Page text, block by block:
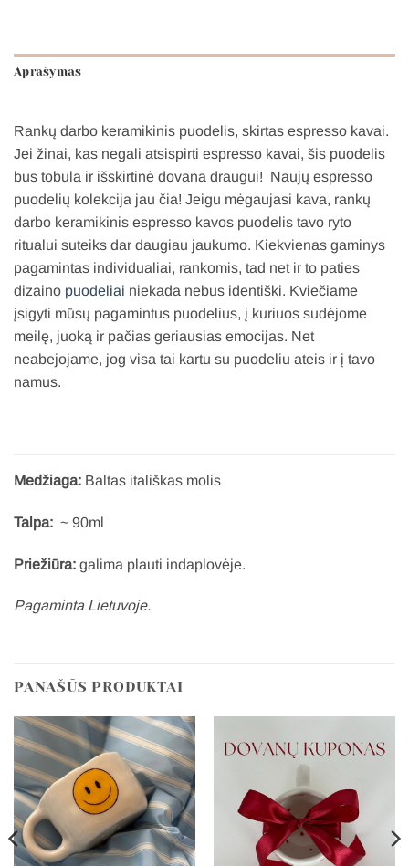
Aprašymas
Rankų darbo keramikinis puodelis, skirtas espresso kavai.
Jei žinai, kas negali atsispirti espresso kavai, šis puodelis
bus tobula ir išskirtinė dovana draugui! Naujų espresso
puodelių kolekcija jau čia! Jeigu mėgaujasi kava, rankų
darbo keramikinis espresso kavos puodelis tavo ryto
ritualui suteiks dar daugiau jaukumo. Kiekvienas gaminys
pagamintas individualiai, rankomis, tad net ir to paties
dizaino puodeliai niekada nebus identiški. Kviečiame
įsigyti mūsų pagamintus puodelius, į kuriuos sudėjome
meilę, juoką ir pačias geriausias emocijas. Net
neabejojame, jog visa tai kartu su puodeliu ateis ir į tavo
namus.
Medžiaga: Baltas itališkas molis
Talpa: ~ 90ml
Priežiūra: galima plauti indaplovėje.
Pagaminta Lietuvoje.
PANAŠŪS PRODUKTAI